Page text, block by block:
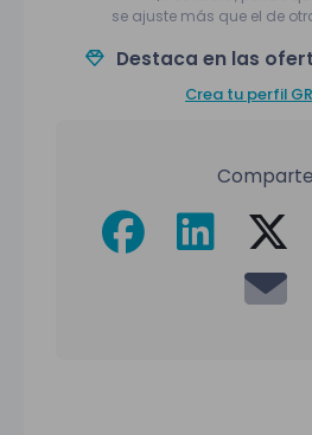
se ajuste más que el de
Destaca en las
Crea tu perfil
Comparte